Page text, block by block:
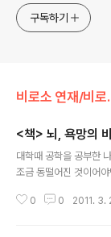
구독하기
비로
<책> 뇌, 욕망의
대학때 공학을 공부한
조금 동떨어진 것이어
금은 속상하지만 어쨌
0 0 2011. 3.